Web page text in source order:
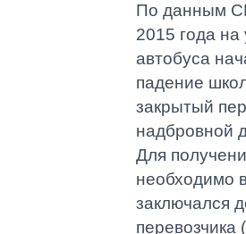
По данным
2015 года
автобуса
падение
закрытый
надбровной
Для
необходимо
заключался